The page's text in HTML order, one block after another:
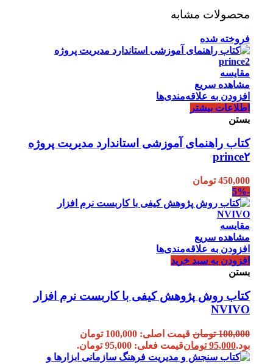
محصولات مشابه
فروخته شده
مقایسه
مشاهده سریع
افزودن به علاقه‌مندی‌ها
اطلاعات بیشتر
بستن
کتاب راهنمای آموزشی استاندارد مدیریت پروژه
prince۲
450,000 تومان
-5%
مقایسه
مشاهده سریع
افزودن به علاقه‌مندی‌ها
افزودن به سبد خرید
بستن
کتاب روش پژوهش کیفی با کاربست نرم افزار
NVIVO
100,000 تومان
قیمت اصلی: 100,000 تومان
بود.95,000 تومانقیمت فعلی: 95,000 تومان.